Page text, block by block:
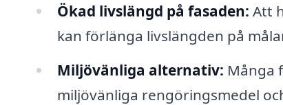
Ökad livslängd på fasaden: Att
kan förlänga livslängden på
Miljövänliga alternativ: Många
miljövänliga rengöringsmedel